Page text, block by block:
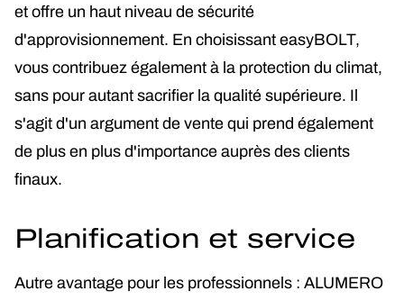
et offre un haut niveau de sécurité
d'approvisionnement. En choisissant easyBOLT,
vous contribuez également à la protection du climat,
sans pour autant sacrifier la qualité supérieure. Il
s'agit d'un argument de vente qui prend également
de plus en plus d'importance auprès des clients
finaux.
Planification et service
Autre avantage pour les professionnels : ALUMERO